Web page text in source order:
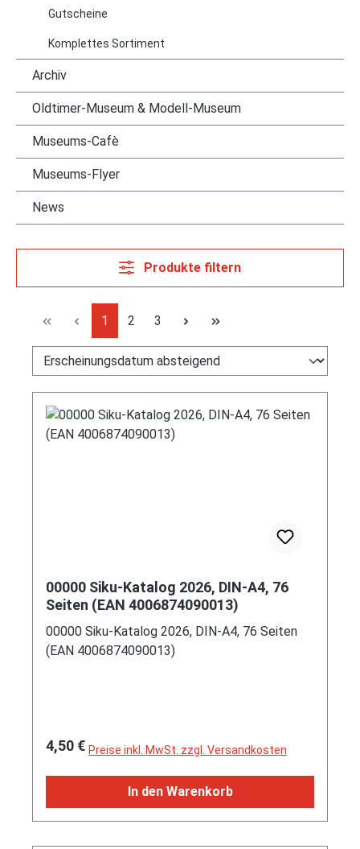
Gutscheine
Komplettes Sortiment
Archiv
Oldtimer-Museum & Modell-Museum
Museums-Cafè
Museums-Flyer
News
Produkte filtern
Seite
1 Seite
2 Seite
3
00000 Siku-Katalog 2026, DIN-A4, 76
Seiten (EAN 4006874090013)
00000 Siku-Katalog 2026, DIN-A4, 76 Seiten
(EAN 4006874090013)
Regulärer Preis:
4,50 € Preise inkl. MwSt. zzgl. Versandkosten
In den Warenkorb